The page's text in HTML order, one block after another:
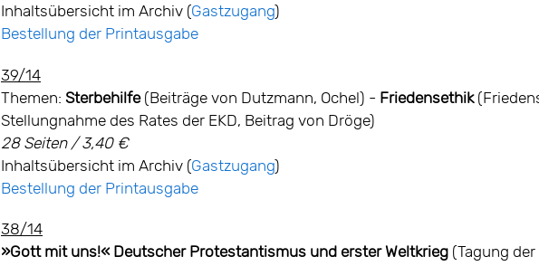
Inhaltsübersicht im Archiv (Gastzugang)
Bestellung der Printausgabe
39/14
Themen: Sterbehilfe(Beiträge von Dutzmann, Ochel) - Friedensethik
Stellungnahme des Rates der EKD, Beitrag von Dröge)
28 Seiten / 3,40 €
Inhaltsübersicht im Archiv (Gastzugang)
Bestellung der Printausgabe
38/14
»Gott mit uns!« Deutscher Protestantismus und erster Weltkrieg (Tagung